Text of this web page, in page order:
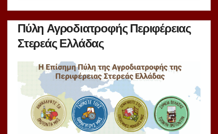
Πύλη Αγροδιατροφής Περιφέρειας
Στερεάς Ελλάδας